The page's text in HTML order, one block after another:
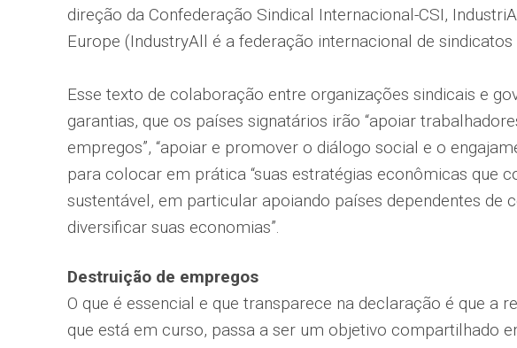
direção da Confederação Sindical Internacional-CSI,
Europe (IndustryAll é a federação internacional de sindicatos
Esse texto de colaboração entre organizações sindicais e
garantias, que os países signatários irão “apoiar
empregos”, “apoiar e promover o diálogo social e o
para colocar em prática “suas estratégias econômicas que
sustentável, em particular apoiando países dependentes de
diversificar suas economias”.
Destruição de empregos
O que é essencial e que transparece na declaração é que a
que está em curso, passa a ser um objetivo compartilhado